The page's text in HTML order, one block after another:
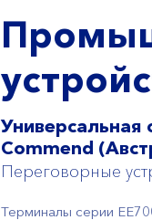
Универсальная
Commend
Терминалы серии
Переговорные